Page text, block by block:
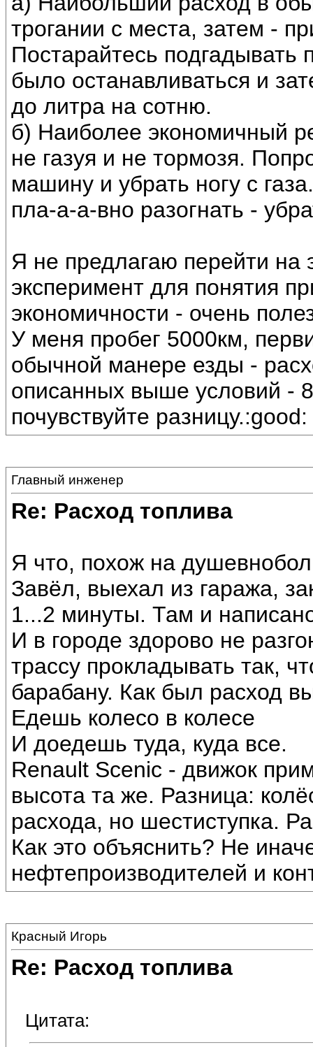
трогании с места, затем -
Постарайтесь
было останавливаться и
до литра на сотню.
б) Наиболее экономичный
не газуя и не тормозя.
машину и убрать ногу с
пла-а-а-вно разогнать -
Я не предлагаю перейти на
эксперимент для понятия
экономичности - очень
У меня пробег 5000км,
обычной манере езды -
описанных выше условий -
почувствуйте разницу.:good:
Главный инженер
Re: Расход топлива
Я что, похож на
Завёл, выехал из гаража,
1...2 минуты. Там и
И в городе здорово не
трассу прокладывать так,
барабану. Как был расход
Едешь колесо в колесе
И доедешь туда, куда все.
Renault Scenic - движок
высота та же. Разница:
расхода, но шестиступка.
Как это объяснить? Не
нефтепроизводителей и
Красный Игорь
Re: Расход топлива
Цитата: